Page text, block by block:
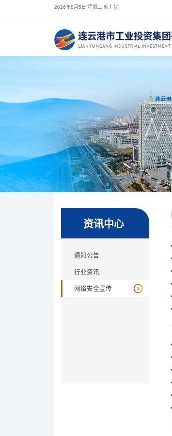
2026年8月5日 星期三 晚上好
资讯中心
通知公告
行业资讯
网络安全宣传